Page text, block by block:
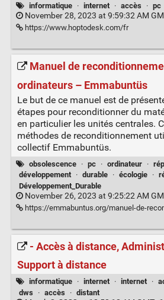
informatique · internet · accès · pc
November 28, 2023 at 9:59:32 AM
https://www.hoptodesk.com/fr
Manuel de
ordinateurs – Emmabuntüs
Le but de ce manuel est de
étapes pour reconditionner du
en particulier les unités centrales.
méthodes de reconditionnement
collectif Emmabuntüs.
obsolescence · pc · ordinateur ·
développement
· durable · écologie ·
Développement_Durable
November 26, 2023 at 9:25:22 AM
https://emmabuntus.org/manuel-de-
- Accès à distance,
Support à distance
informatique · internet · internet ·
dws
· accès · distant